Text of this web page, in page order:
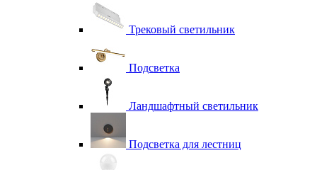
Трековый светильник
Подсветка
Ландшафтный светильник
Подсветка для лестниц